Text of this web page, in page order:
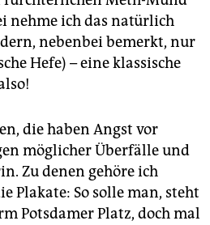
nehme ich das natürlich
nebenbei bemerkt, nur
Hefe) – eine klassische
die haben Angst vor
möglicher Überfälle und
Zu denen gehöre ich
Plakate: So solle man, steht
Potsdamer Platz, doch mal